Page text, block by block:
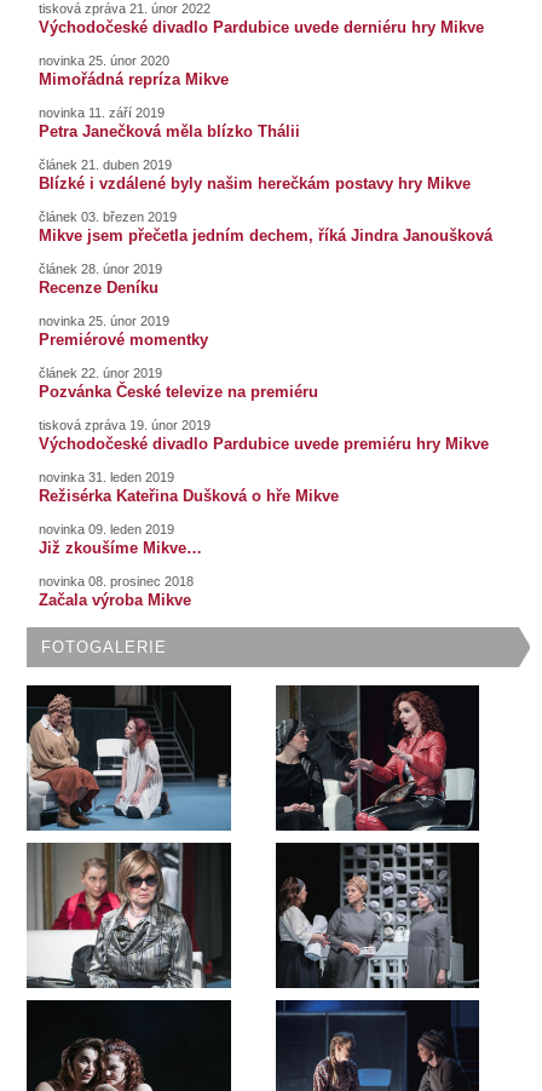
tisková zpráva 21. únor 2022
Východočeské divadlo Pardubice uvede derniéru hry Mikve
novinka 25. únor 2020
Mimořádná repríza Mikve
novinka 11. září 2019
Petra Janečková měla blízko Thálii
článek 21. duben 2019
Blízké i vzdálené byly našim herečkám postavy hry Mikve
článek 03. březen 2019
Mikve jsem přečetla jedním dechem, říká Jindra Janoušková
článek 28. únor 2019
Recenze Deníku
novinka 25. únor 2019
Premiérové momentky
článek 22. únor 2019
Pozvánka České televize na premiéru
tisková zpráva 19. únor 2019
Východočeské divadlo Pardubice uvede premiéru hry Mikve
novinka 31. leden 2019
Režisérka Kateřina Dušková o hře Mikve
novinka 09. leden 2019
Již zkoušíme Mikve…
novinka 08. prosinec 2018
Začala výroba Mikve
FOTOGALERIE